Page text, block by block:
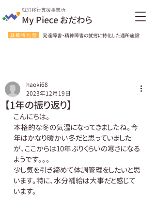
就労移行支援事業所
My Piece おだわら
就職特化型 発達障害・精神障害の就労に特化した通所施設
【1年の振り返り】
haoki68
2023年12月19日
こんにちは。
本格的な冬の気温になってきましたね。今
年はかなり暖かい冬だと思っていました
が、ここからは10年ぶりくらいの寒さになる
ようです。。。
少し気を引き締めて体調管理をしたいと思
います。特に、水分補給は大事だと感じて
います。